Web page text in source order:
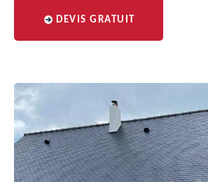
DEVIS GRATUIT